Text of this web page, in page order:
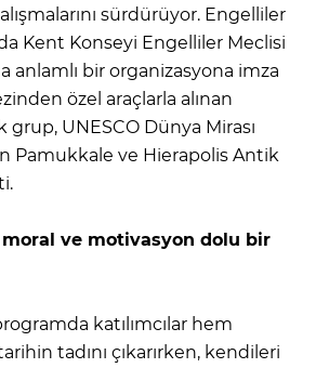
sürdürüyor. Engelliler
Kent Konseyi Engelliler Meclisi
anlamlı bir organizasyona imza
özel araçlarla alınan
grup, UNESCO Dünya Mirası
Pamukkale ve Hierapolis Antik
moral ve motivasyon dolu bir
katılımcılar hem
tadını çıkarırken, kendileri